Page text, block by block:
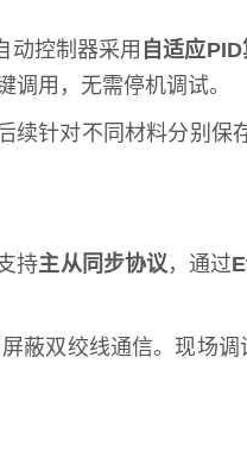
动控制器采用 自适应
调用，无需停机调试。
针对不同材料分别保
持主从同步协议，通过
蔽双绞线通信。现场